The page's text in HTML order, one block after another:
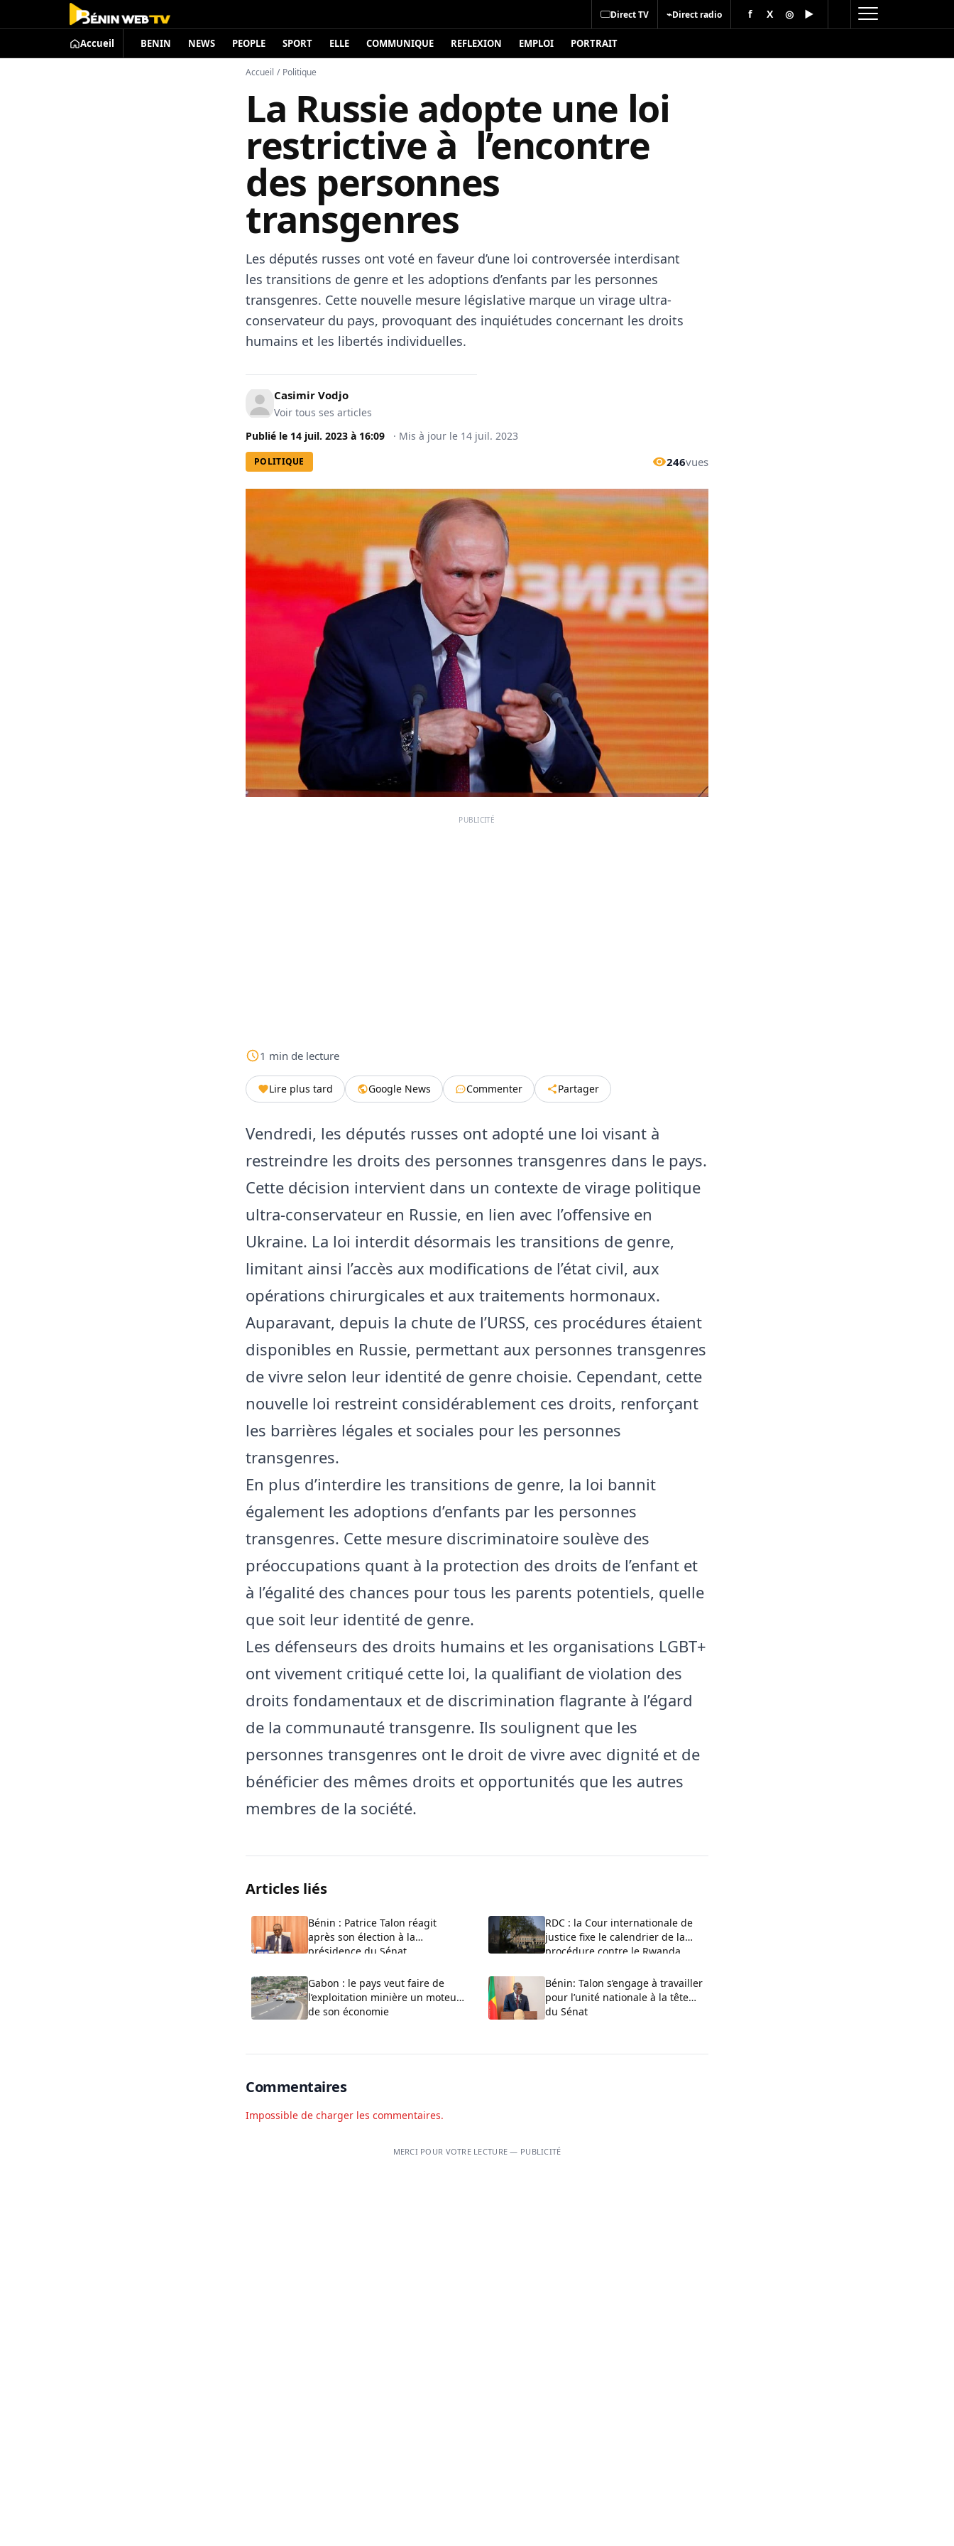
Direct TV ⌁Direct radio f X ◎ ▶
Accueil BENIN NEWS PEOPLE SPORT ELLE COMMUNIQUE REFLEXION EMPLOI PORTRAIT
Accueil / Politique
La Russie adopte une loi
restrictive à l’encontre
des personnes
transgenres
Les députés russes ont voté en faveur d’une loi controversée interdisant
les transitions de genre et les adoptions d’enfants par les personnes
transgenres. Cette nouvelle mesure législative marque un virage ultra-
conservateur du pays, provoquant des inquiétudes concernant les droits
humains et les libertés individuelles.
Casimir Vodjo
Voir tous ses articles
Publié le 14 juil. 2023 à 16:09 · Mis à jour le 14 juil. 2023
POLITIQUE 246vues
PUBLICITÉ
1 min de lecture
Lire plus tard Google News Commenter Partager
Vendredi, les députés russes ont adopté une loi visant à
restreindre les droits des personnes transgenres dans le pays.
Cette décision intervient dans un contexte de virage politique
ultra-conservateur en Russie, en lien avec l’offensive en
Ukraine. La loi interdit désormais les transitions de genre,
limitant ainsi l’accès aux modifications de l’état civil, aux
opérations chirurgicales et aux traitements hormonaux.
Auparavant, depuis la chute de l’URSS, ces procédures étaient
disponibles en Russie, permettant aux personnes transgenres
de vivre selon leur identité de genre choisie. Cependant, cette
nouvelle loi restreint considérablement ces droits, renforçant
les barrières légales et sociales pour les personnes
transgenres.
En plus d’interdire les transitions de genre, la loi bannit
également les adoptions d’enfants par les personnes
transgenres. Cette mesure discriminatoire soulève des
préoccupations quant à la protection des droits de l’enfant et
à l’égalité des chances pour tous les parents potentiels, quelle
que soit leur identité de genre.
Les défenseurs des droits humains et les organisations LGBT+
ont vivement critiqué cette loi, la qualifiant de violation des
droits fondamentaux et de discrimination flagrante à l’égard
de la communauté transgenre. Ils soulignent que les
personnes transgenres ont le droit de vivre avec dignité et de
bénéficier des mêmes droits et opportunités que les autres
membres de la société.
Articles liés
Bénin : Patrice Talon réagit
après son élection à la
présidence du Sénat
RDC : la Cour internationale de
justice fixe le calendrier de la
procédure contre le Rwanda
Gabon : le pays veut faire de
l’exploitation minière un moteur
de son économie
Bénin: Talon s’engage à travailler
pour l’unité nationale à la tête
du Sénat
Commentaires
Impossible de charger les commentaires.
MERCI POUR VOTRE LECTURE — PUBLICITÉ